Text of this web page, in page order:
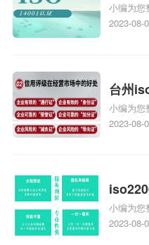
家庄
小编为您
庄9000认
2023-08-
台州
台州
费
小编为您
心哪家收
标准是什
查看下方
2023-08-
向，
小编为您
就业前景
2023-08-